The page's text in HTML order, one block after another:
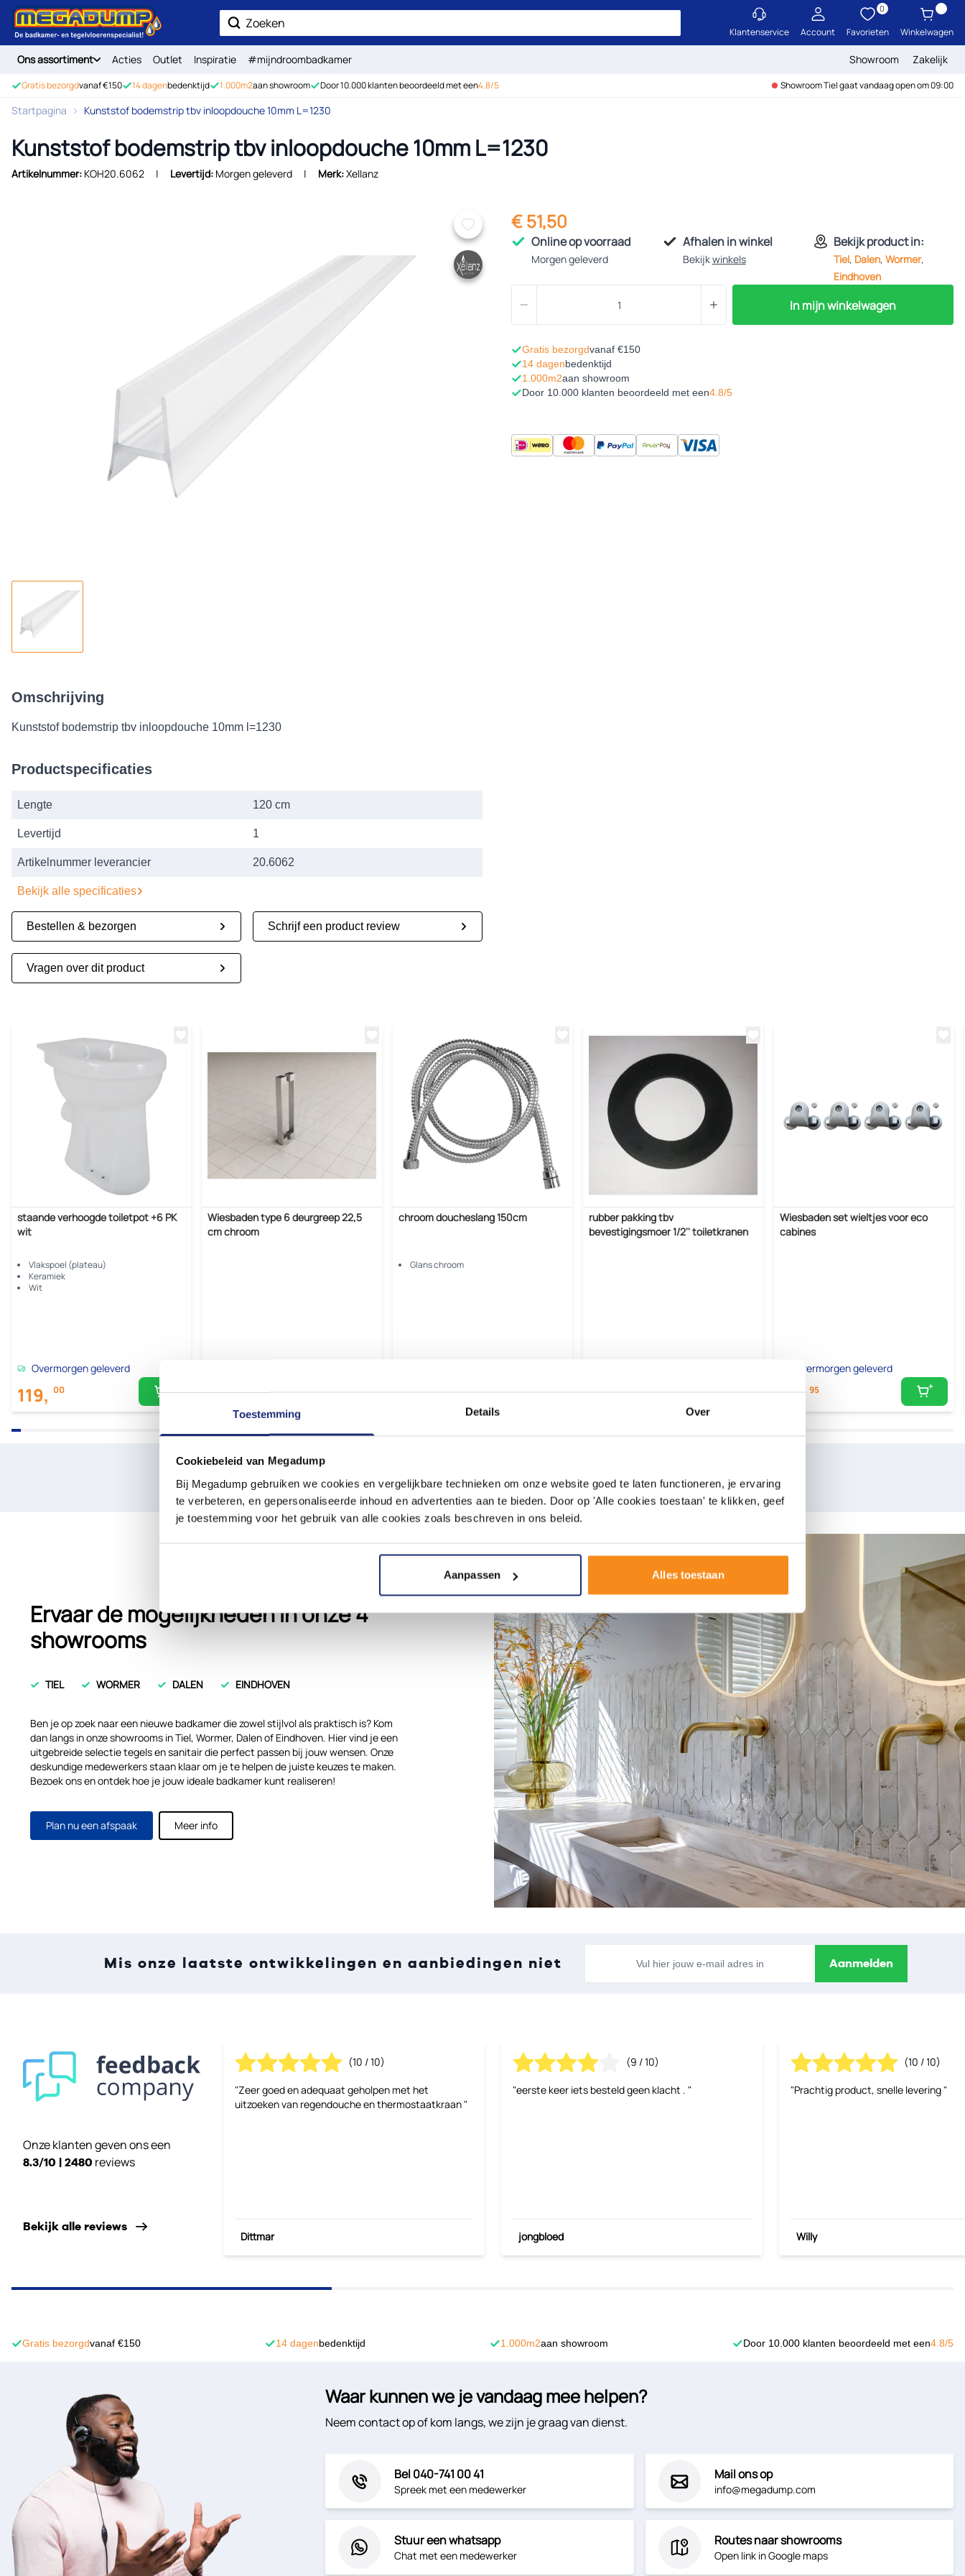
Toestemming Details Over
Cookiebeleid van Megadump
Bij Megadump gebruiken we cookies en vergelijkbare technieken om onze website goed te laten functioneren, je ervaring
te verbeteren, en gepersonaliseerde inhoud en advertenties aan te bieden. Door op 'Alle cookies toestaan' te klikken, geef
je toestemming voor het gebruik van alle cookies zoals beschreven in ons beleid.
Aanpassen Alles toestaan
Ga naar de inhoud
Zoek Klantenservice Account Favorieten
0
Winkelwagen
Ons assortiment Acties Outlet Inspiratie #mijndroombadkamer Showroom Zakelijk
Gratis bezorgdvanaf €150 14 dagenbedenktijd 1.000m2aan showroom Door 10.000 klanten beoordeeld met een4.8/5 Showroom Tiel gaat vandaag open om 09:00
Startpagina Kunststof bodemstrip tbv inloopdouche 10mm L=1230
Kunststof bodemstrip tbv inloopdouche 10mm L=1230
Artikelnummer: KOH20.6062 Levertijd: Morgen geleverd Merk:Xellanz
Omschrijving
Kunststof bodemstrip tbv inloopdouche 10mm l=1230
Productspecificaties
Lengte 120 cm
Levertijd 1
Artikelnummer leverancier 20.6062
Bekijk alle specificaties
Bestellen & bezorgen Schrijf een product review
Vragen over dit product
€ 51,50
Online op voorraad
Morgen geleverd
Afhalen in winkel
Bekijkwinkels
Bekijk product in:
Tiel, Dalen,Wormer,
Eindhoven
In mijn winkelwagen
Gratis bezorgdvanaf €150
14 dagenbedenktijd
1.000m2aan showroom
Door 10.000 klanten beoordeeld met een4.8/5
staande verhoogde toiletpot +6 PK
wit
Vlakspoel (plateau)
Keramiek
Wit
Overmorgen geleverd
119, 00
Wiesbaden type 6 deurgreep 22,5
cm chroom
53, 99
chroom doucheslang 150cm
Glans chroom
rubber pakking tbv
bevestigingsmoer 1/2'' toiletkranen
Wiesbaden set wieltjes voor eco
cabines
Overmorgen geleverd
95
Laat je adviseren door onze experts
Plan een winkelbezoek op een moment naar keuze
Ervaar de mogelijkheden in onze 4
showrooms
TIEL WORMER DALEN EINDHOVEN
Ben je op zoek naar een nieuwe badkamer die zowel stijlvol als praktisch is? Kom
dan langs in onze showrooms in Tiel, Wormer, Dalen of Eindhoven. Hier vind je een
uitgebreide selectie tegels en sanitair die perfect passen bij jouw wensen. Onze
deskundige medewerkers staan klaar om je te helpen de juiste keuzes te maken.
Bezoek ons en ontdek hoe je jouw ideale badkamer kunt realiseren!
Plan nu een afspaak Meer info
Mis onze laatste ontwikkelingen en aanbiedingen niet Aanmelden
Onze klanten geven ons een
8.3/10 | 2480 reviews
Bekijk alle reviews
(10 / 10)
"Zeer goed en adequaat geholpen met het
uitzoeken van regendouche en thermostaatkraan "
Dittmar
(9 / 10)
"eerste keer iets besteld geen klacht . "
jongbloed
(10 / 10)
"Prachtig product, snelle levering "
Willy
Gratis bezorgdvanaf €150 14 dagenbedenktijd 1.000m2aan showroom Door 10.000 klanten beoordeeld met een4.8/5
Waar kunnen we je vandaag mee helpen?
Neem contact op of kom langs, we zijn je graag van dienst.
Bel 040-741 00 41
Spreek met een medewerker
Mail ons op
info@megadump.com
Stuur een whatsapp
Chat met een medewerker
Routes naar showrooms
Open link in Google maps